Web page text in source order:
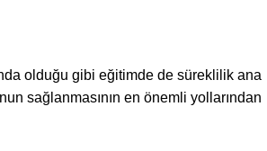
olduğu gibi eğitimde de süreklilik ana
sağlanmasının en önemli yollarından